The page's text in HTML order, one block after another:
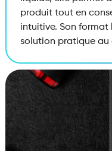
produit tout en
intuitive. Son format
solution pratique au